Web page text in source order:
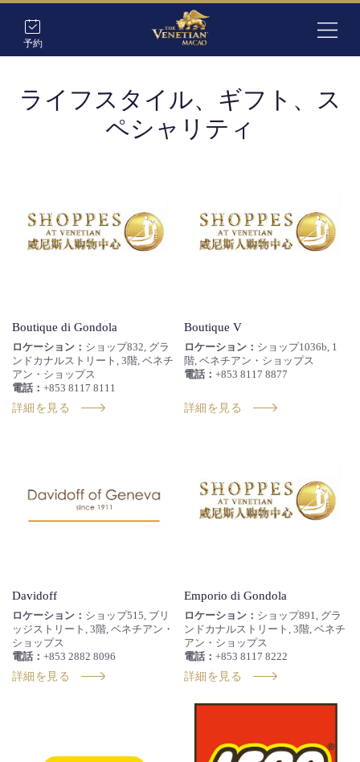
予約
ライフスタイル、ギフト、ス
ペシャリティ
Boutique di Gondola
ロケーション： ショップ832, グラ
ンドカナルストリート, 3階, ベネチ
アン・ショップス
電話： +853 8117 8111
詳細を見る
Boutique V
ロケーション： ショップ1036b, 1
階, ベネチアン・ショップス
電話： +853 8117 8877
詳細を見る
Davidoff
ロケーション： ショップ515, ブリ
ッジストリート, 3階, ベネチアン・
ショップス
電話： +853 2882 8096
詳細を見る
Emporio di Gondola
ロケーション： ショップ891, グラ
ンドカナルストリート, 3階, ベネチ
アン・ショップス
電話： +853 8117 8222
詳細を見る